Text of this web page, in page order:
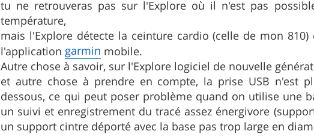
tu ne retrouveras pas sur l'Explore où il n'est pas
température,
mais l'Explore détecte la ceinture cardio (celle de mon
l'application garmin mobile.
Autre chose à savoir, sur l'Explore logiciel de nouvelle
et autre chose à prendre en compte, la prise USB n'est
dessous, ce qui peut poser problème quand on utilise une
un suivi et enregistrement du tracé assez énergivore
un support cintre déporté avec la base pas trop large en